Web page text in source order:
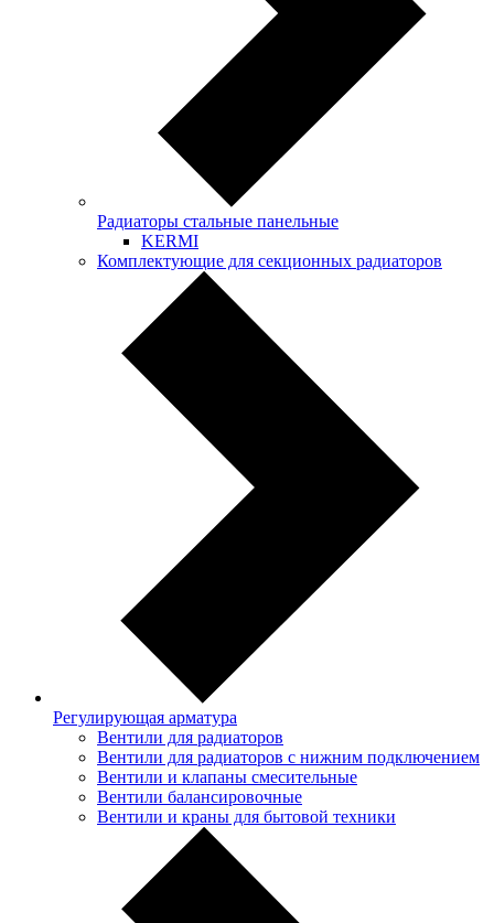
Радиаторы стальные панельные
KERMI
Комплектующие для секционных радиаторов
Регулирующая арматура
Вентили для радиаторов
Вентили для радиаторов с нижним подключением
Вентили и клапаны смесительные
Вентили балансировочные
Вентили и краны для бытовой техники